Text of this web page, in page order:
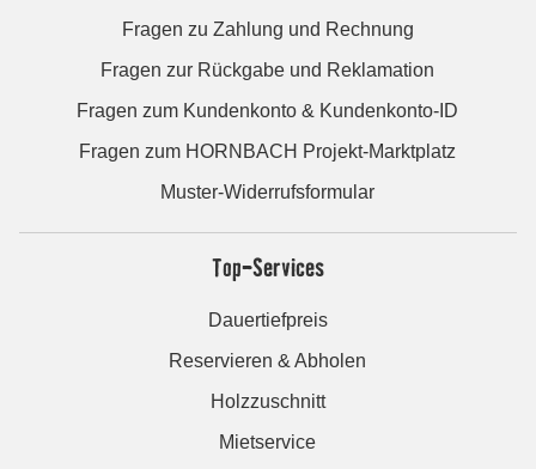
Fragen zu Zahlung und Rechnung
Fragen zur Rückgabe und Reklamation
Fragen zum Kundenkonto & Kundenkonto-ID
Fragen zum HORNBACH Projekt-Marktplatz
Muster-Widerrufsformular
Top-Services
Dauertiefpreis
Reservieren & Abholen
Holzzuschnitt
Mietservice